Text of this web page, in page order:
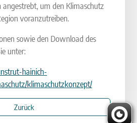
angestrebt, um den Klimaschutz
voranzutreiben.
sowie den Download des
unter:
hainich-
klimaschutzkonzept/
Zurück